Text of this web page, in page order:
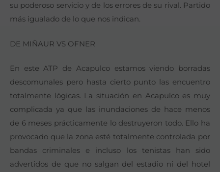
su poderoso servicio y de los errores de su rival. Partido
más igualado de lo que nos indican.
DE MIÑAUR VS OFNER
En este ATP de Acapulco estamos viendo borradas
descomunales pero hasta cierto punto las encuentro
totalmente lógicas. La situación en Acapulco es muy
complicada ya que las inundaciones de hace menos
de 6 meses prácticamente lo destruyeron todo. Ello ha
provocado que la zona esté totalmente controlada por
bandas criminales e incluso los tenistas han sido
advertidos de que no salgan del estadio ni del hotel